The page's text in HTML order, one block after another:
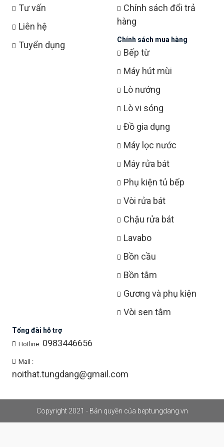
Tư vấn
Liên hệ
Tuyển dụng
Chính sách đổi trả
hàng
Chính sách mua hàng
Bếp từ
Máy hút mùi
Lò nướng
Lò vi sóng
Đồ gia dụng
Máy lọc nước
Máy rửa bát
Phụ kiện tủ bếp
Vòi rửa bát
Chậu rửa bát
Lavabo
Bồn cầu
Bồn tắm
Gương và phụ kiện
Vòi sen tắm
Tổng đài hỗ trợ
Hotline: 0983446656
Mail :
noithat.tungdang@gmail.com
Copyright 2021 - Bản quyền của beptungdang.vn